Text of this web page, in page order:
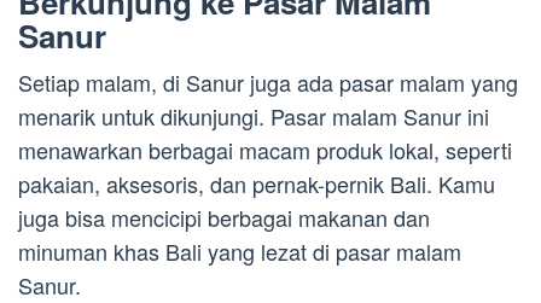
Sanur
Setiap malam, di Sanur juga ada pasar malam yang
menarik untuk dikunjungi. Pasar malam Sanur ini
menawarkan berbagai macam produk lokal, seperti
pakaian, aksesoris, dan pernak-pernik Bali. Kamu
juga bisa mencicipi berbagai makanan dan
minuman khas Bali yang lezat di pasar malam
Sanur.